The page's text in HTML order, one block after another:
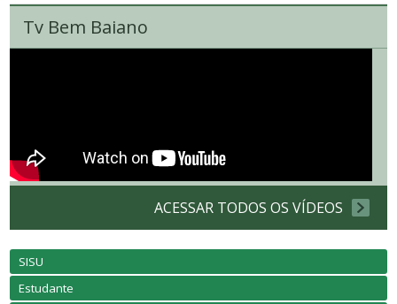
Tv Bem Baiano
ACESSAR TODOS OS VÍDEOS
SISU
Estudante